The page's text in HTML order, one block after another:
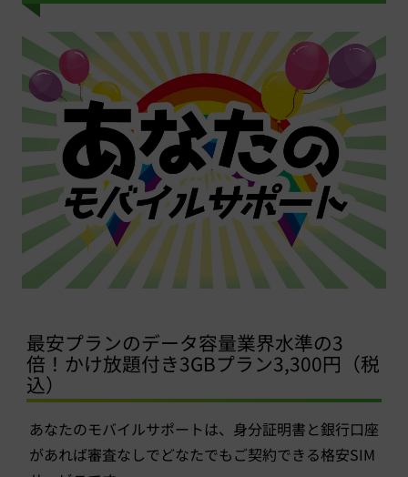
最安プランのデータ容量業界水準の3
倍！かけ放題付き3GBプラン3,300円（税
込）
あなたのモバイルサポートは、身分証明書と銀行口座
があれば審査なしでどなたでもご契約できる格安SIM